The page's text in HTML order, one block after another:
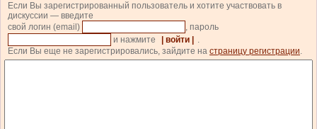
Если Вы зарегистрированный пользователь и хотите участвовать в
дискуссии — введите
свой логин (email)
, пароль
и нажмите
| войти |
.
Если Вы еще не зарегистрировались, зайдите на страницу регистрации.